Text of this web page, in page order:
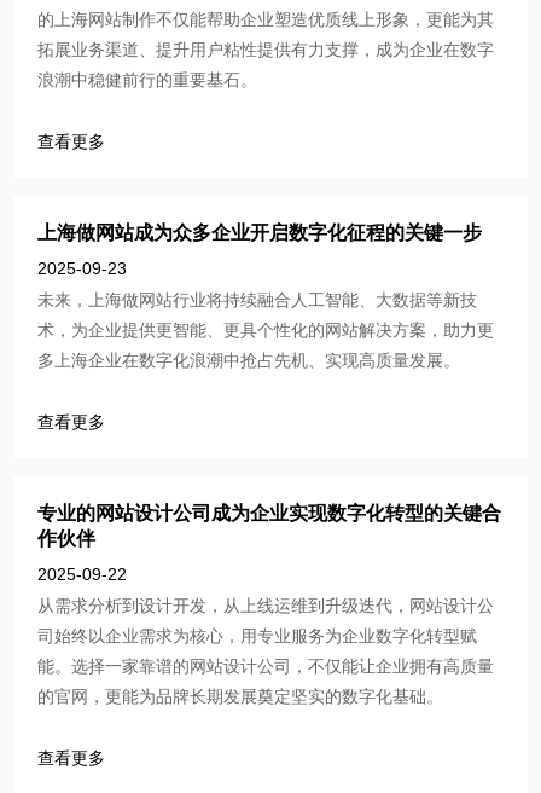
的上海网站制作不仅能帮助企业塑造优质线上形象，更能为其
拓展业务渠道、提升用户粘性提供有力支撑，成为企业在数字
浪潮中稳健前行的重要基石。
查看更多
上海做网站成为众多企业开启数字化征程的关键一步
2025-09-23
未来，上海做网站行业将持续融合人工智能、大数据等新技
术，为企业提供更智能、更具个性化的网站解决方案，助力更
多上海企业在数字化浪潮中抢占先机、实现高质量发展。
查看更多
专业的网站设计公司成为企业实现数字化转型的关键合
作伙伴
2025-09-22
从需求分析到设计开发，从上线运维到升级迭代，网站设计公
司始终以企业需求为核心，用专业服务为企业数字化转型赋
能。选择一家靠谱的网站设计公司，不仅能让企业拥有高质量
的官网，更能为品牌长期发展奠定坚实的数字化基础。​
查看更多